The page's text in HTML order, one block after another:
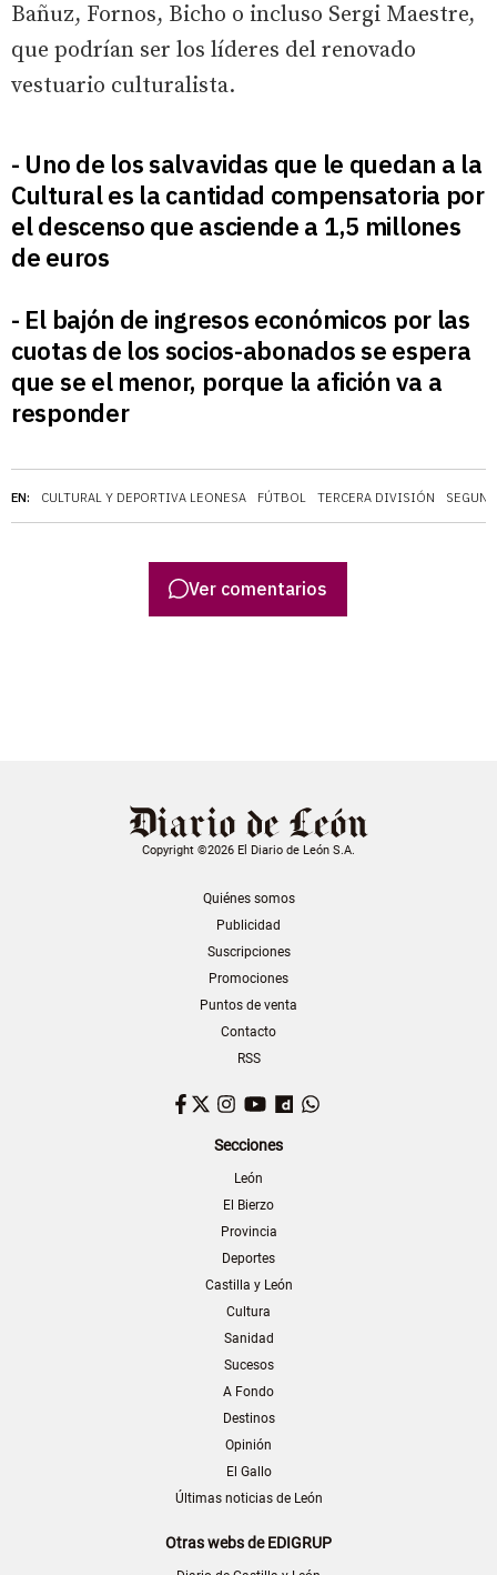
EN: CULTURAL Y DEPORTIVA LEONESA FÚTBOL TERCERA DIVISIÓN
Bañuz, Fornos, Bicho o incluso Sergi Maestre,
que podrían ser los líderes del renovado
vestuario culturalista.
- Uno de los salvavidas que le quedan a la
Cultural es la cantidad compensatoria por
el descenso que asciende a 1,5 millones
de euros
- El bajón de ingresos económicos por las
cuotas de los socios-abonados se espera
que se el menor, porque la afición va a
responder
Ver comentarios
Copyright ©2026 El Diario de León S.A.
Quiénes somos
Publicidad
Suscripciones
Promociones
Puntos de venta
Contacto
RSS
Facebook
TwitterInstagram
YouTubeDailymotion
Secciones
León
El Bierzo
Provincia
Deportes
Castilla y León
Cultura
Sanidad
Sucesos
A Fondo
Destinos
Opinión
El Gallo
Últimas noticias de León
Otras webs de EDIGRUP